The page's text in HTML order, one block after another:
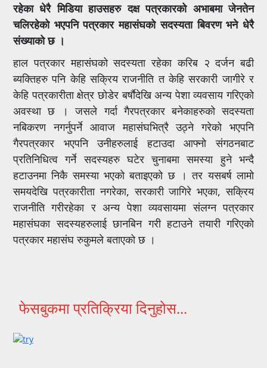
रहेका धेरै मिडिया हाउसहरु दक्ष पत्रकारको अभाबमा जेनतेन
चलिरहेको भएपनि पत्रकार महासंघको सदस्यता बिवरण भने धेरै
संख्याको छ ।
हाल पत्रकार महासंघको सदस्यता रहेका करिब २ दर्जन बढी
ब्यक्तिहरु पनि केहि सक्रिय राजनीति त केहि सरकारी जागीरे र
केहि पत्रकारीता क्षेत्र छोडेर बर्षाैदेखि अन्य पेशा व्यवसाय गरिएको
अवस्था छ । जसले गर्दा गैरपत्रकार बनेकाहरुको सदस्यता
नबिकरण नगर्नुपर्ने आवाज महासंघभित्रै उठ्ने गरेको भएपनि
गैरपत्रकार भएपनि उनीहरुलाई हटाउदा आफ्नो संगठनबाट
प्रतिनिधित्व गर्ने सदस्यहरु घटेर चुनाबमा समस्या हुने भन्दै
हटाउनमा निकै समस्या भएको बताइएको छ । तर यसबर्ष लामो
समयदेखि पत्रकारीता नगरेका, सरकारी जागिरे भएका, सक्रिय
राजनीति गरीरहेका र अन्य पेशा व्यवसायमा संलग्न पत्रकार
महासंघका सदस्यहरुलाई छानबिन गरी हटाउने तयारी गरिएको
पत्रकार महासंघ रुकुमले बताएको छ ।
फेसबुकमा प्रतिक्रिया दिनुहोस...